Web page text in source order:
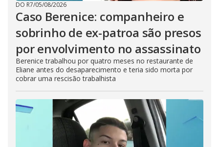
DO R7/05/08/2026
Caso Berenice: companheiro e
sobrinho de ex-patroa são presos
por envolvimento no assassinato
Berenice trabalhou por quatro meses no restaurante de
Eliane antes do desaparecimento e teria sido morta por
cobrar uma rescisão trabalhista